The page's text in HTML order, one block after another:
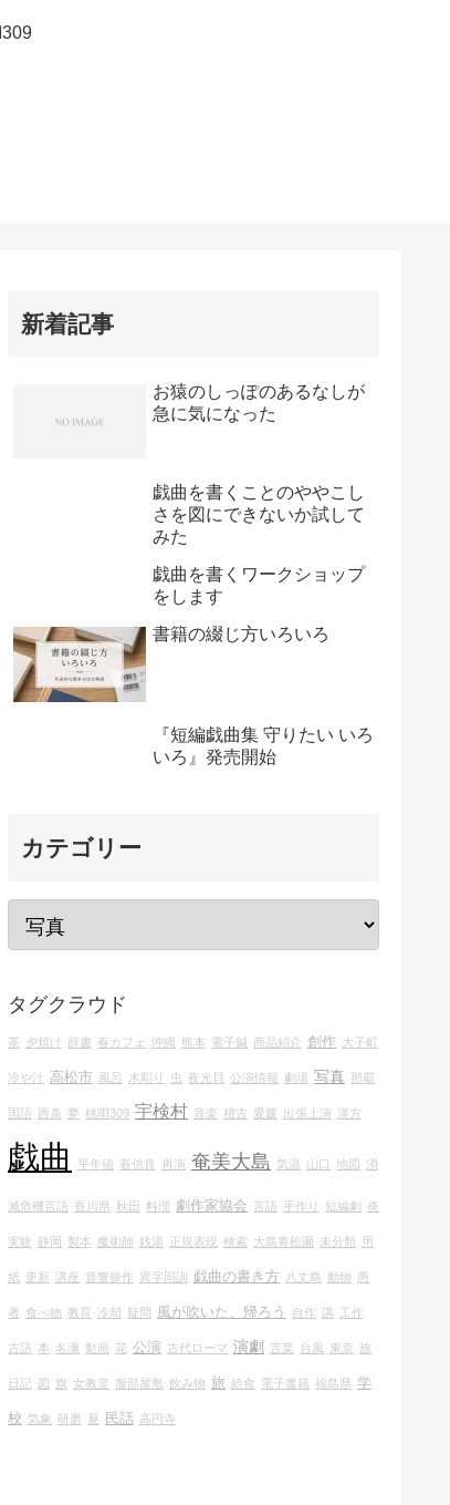
新着記事
お猿のしっぽのあるなしが
急に気になった
戯曲を書くことのややこし
さを図にできないか試して
みた
戯曲を書くワークショップ
をします
書籍の綴じ方いろいろ
『短編戯曲集 守りたい いろ
いろ』発売開始
カテゴリー
タグクラウド
茶 夕焼け 辞書 春カフェ 沖縄 熊本 電子鍼 商品紹介 創作 大子町
冷や汁 高松市 風呂 木彫り 虫 夜光貝 公演情報 劇場 写真 那覇
国語 西条 夢 桃唄309 宇検村 音楽 稽古 愛媛 出張上演 漢方
戯曲 平年値 着信音 再演 奄美大島 気温 山口 地図 消
滅危機言語 香川県 秋田 料理 劇作家協会 言語 手作り 短編劇 炎
実験 静岡 製本 魔術師 銭湯 正規表現 検索 大島青松園 未分類 用
紙 更新 講座 音響操作 異字同訓 戯曲の書き方 八丈島 動物 愚
者 食べ物 教育 冷却 疑問 風が吹いた、帰ろう 自作 講 工作
古語 本 名瀬 動画 花 公演 古代ローマ 演劇 言葉 台風 東京 旅
日記 図 旗 女教皇 服部屋敷 飲み物 旅 給食 電子書籍 福島県 学
校 気象 研磨 夏 民話 高円寺